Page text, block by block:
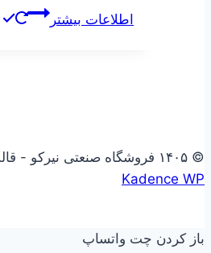
اطلاعات بیشتر
© ۱۴۰۵ فروشگاه صنعتی نیرکو - قالب وردپرس توسط
Kadence WP
باز کردن چت واتساپ